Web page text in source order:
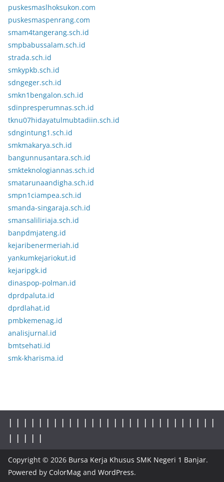
puskesmaslhoksukon.com
puskesmaspenrang.com
smam4tangerang.sch.id
smpbabussalam.sch.id
strada.sch.id
smkypkb.sch.id
sdngeger.sch.id
smkn1bengalon.sch.id
sdinpresperumnas.sch.id
tknu07hidayatulmubtadiin.sch.id
sdngintung1.sch.id
smkmakarya.sch.id
bangunnusantara.sch.id
smkteknologiannas.sch.id
smatarunaandigha.sch.id
smpn1ciampea.sch.id
smanda-singaraja.sch.id
smansaliliriaja.sch.id
banpdmjateng.id
kejaribenermeriah.id
yankumkejariokut.id
kejaripgk.id
dinaspop-polman.id
dprdpaluta.id
dprdlahat.id
pmbkemenag.id
analisjurnal.id
bmtsehati.id
smk-kharisma.id
| | | | | | | | | | | | | | | | | | | | | | | | | | | |
| | | | |
Copyright © 2026 Bursa Kerja Khusus SMK Negeri 1 Banjar.
Powered by ColorMag and WordPress.